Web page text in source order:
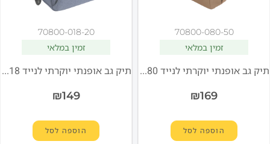
70800-080-50
זמין במלאי
תיק גב אופנתי יוקרתי לנייד NB-080 בגודל "15.6 מבית MIRACASE
₪169
הוספה לסל
70800-018-20
זמין במלאי
תיק גב אופנתי יוקרתי לנייד NB-018 בגודל "15.6 מבית MIRACASE
₪149
הוספה לסל